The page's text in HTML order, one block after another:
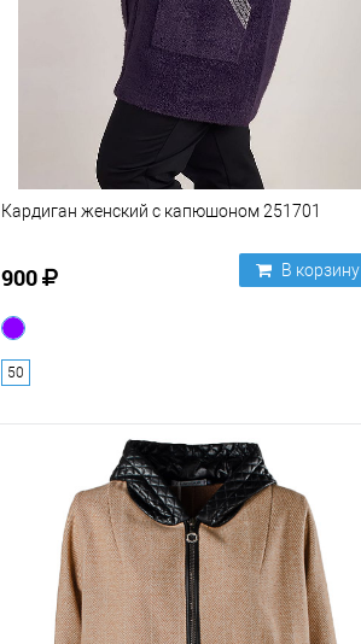
Кардиган женский с капюшоном 251701
900 В корзину
50